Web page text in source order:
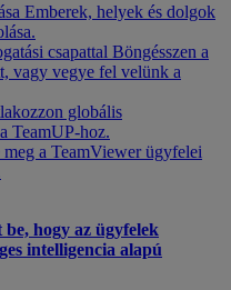
Emberek, helyek és dolgok
csapattal Böngésszen a
vagy vegye fel velünk a
globális
TeamUP-hoz.
meg a TeamViewer ügyfelei
hogy az ügyfelek
intelligencia alapú